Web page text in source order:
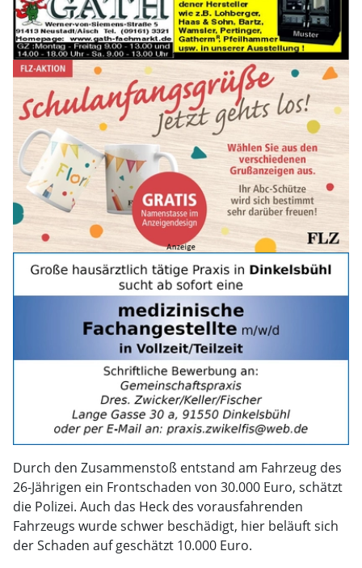
Durch den Zusammenstoß entstand am Fahrzeug des
26-Jährigen ein Frontschaden von 30.000 Euro, schätzt
die Polizei. Auch das Heck des vorausfahrenden
Fahrzeugs wurde schwer beschädigt, hier beläuft sich
der Schaden auf geschätzt 10.000 Euro.